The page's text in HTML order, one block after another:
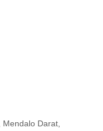
Darat,